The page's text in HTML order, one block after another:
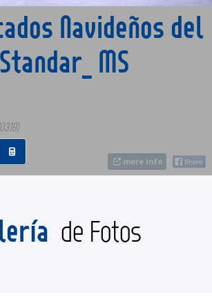
COMPRAR
CONTACTO
more info
Navideños del
MS
de Fotos